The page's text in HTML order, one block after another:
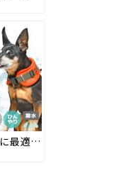
真夏のお散歩に最適なひんやりアイテムを紹介！ #36